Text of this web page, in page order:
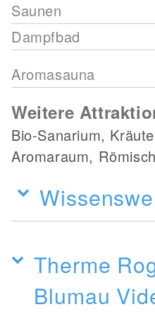
Saunen
Dampfbad
Aromasauna
Weitere
Bio-Sanarium,
Aromaraum,
Therme
Blumau